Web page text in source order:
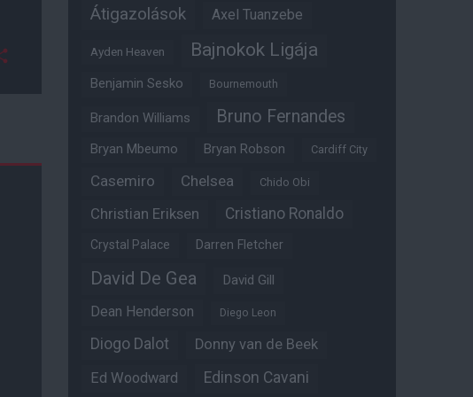
Átigazolások Axel Tuanzebe
Ayden Heaven Bajnokok Ligája
Benjamin Sesko Bournemouth
Brandon Williams Bruno Fernandes
Bryan Mbeumo Bryan Robson Cardiff City
Casemiro Chelsea Chido Obi
Christian Eriksen Cristiano Ronaldo
Crystal Palace Darren Fletcher
David De Gea David Gill
Dean Henderson Diego Leon
Diogo Dalot
Donny van de Beek
Ed Woodward
Edinson Cavani